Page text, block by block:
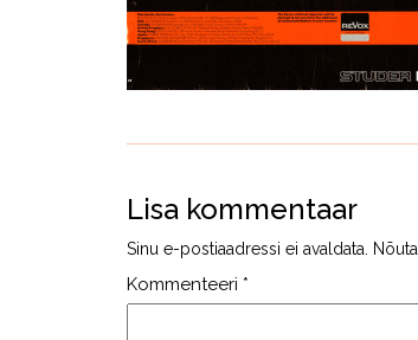
Lisa kommentaar
Sinu e-postiaadressi ei avaldata.
Kommenteeri *